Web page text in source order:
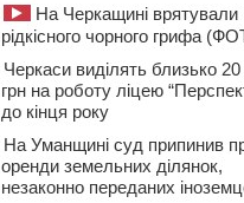
На Черкащині врятували
рідкісного чорного грифа
Черкаси виділять близько
грн на роботу ліцею
до кінця року
На Уманщині суд припинив
оренди земельних ділянок,
незаконно переданих